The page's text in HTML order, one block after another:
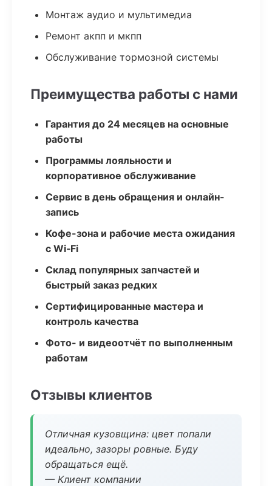
Монтаж аудио и мультимедиа
Ремонт акпп и мкпп
Обслуживание тормозной системы
Преимущества работы с нами
Гарантия до 24 месяцев на основные
работы
Программы лояльности и
корпоративное обслуживание
Сервис в день обращения и онлайн-
запись
Кофе-зона и рабочие места ожидания
с Wi‑Fi
Склад популярных запчастей и
быстрый заказ редких
Сертифицированные мастера и
контроль качества
Фото- и видеоотчёт по выполненным
работам
Отзывы клиентов
Отличная кузовщина: цвет попали
идеально, зазоры ровные. Буду
обращаться ещё.
— Клиент компании